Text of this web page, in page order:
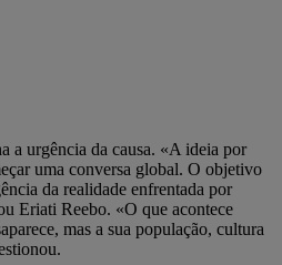
a urgência da causa. «A ideia por
uma conversa global. O objetivo
da realidade enfrentada por
Eriati Reebo. «O que acontece
mas a sua população, cultura